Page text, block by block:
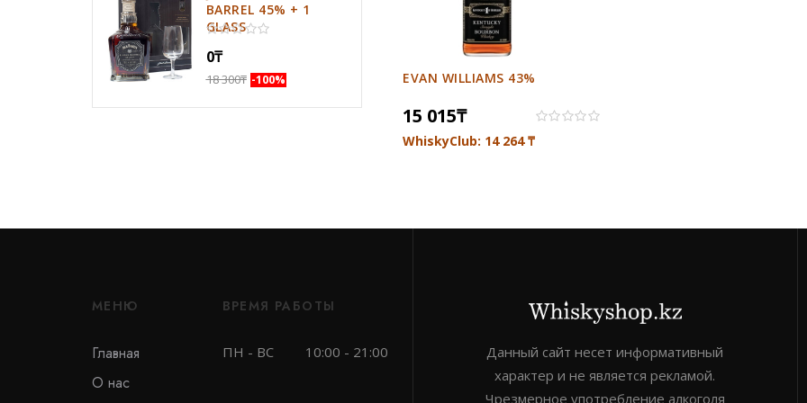
EVAN WILLIAMS 43%
15 015₸
WhiskyClub: 14 264₸
BARREL 45% + 1
GLASS
0₸
18 300₸ -100%
43% IN GIFT BOX
0₸
WhiskyClub: 0
МЕНЮ
Главная
О нас
ВРЕМЯ РАБОТЫ
ПН - ВС 10:00 - 21:00
Данный сайт несет информативный
характер и не является рекламой.
Чрезмерное употребление алкоголя